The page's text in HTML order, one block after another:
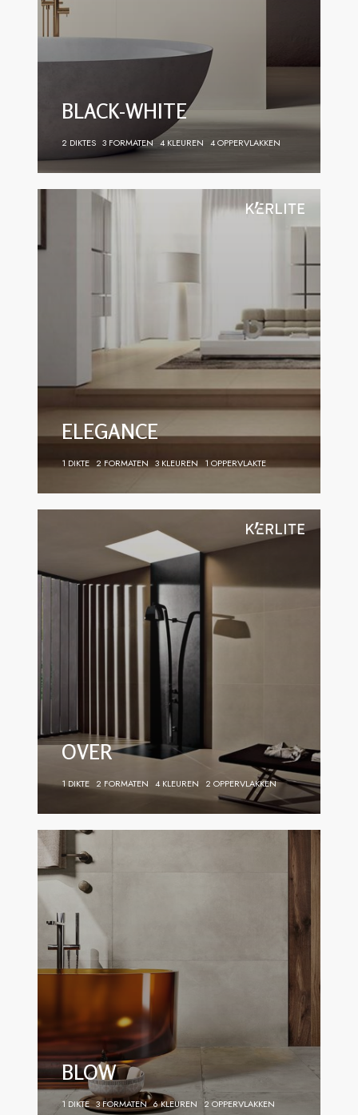
BLACK-WHITE
2 DIKTES 3 FORMATEN 4 KLEUREN 4 OPPERVLAKKEN
ELEGANCE
1 DIKTE 2 FORMATEN 3 KLEUREN 1 OPPERVLAKTE
OVER
1 DIKTE 2 FORMATEN 4 KLEUREN 2 OPPERVLAKKEN
BLOW
1 DIKTE 3 FORMATEN 6 KLEUREN 2 OPPERVLAKKEN